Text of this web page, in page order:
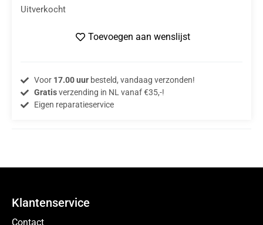
Uitverkocht
Toevoegen aan wenslijst
Voor 17.00 uurbesteld, vandaag verzonden!
Gratisverzending in NL vanaf €35,-!
Eigen reparatieservice
Klantenservice
Contact